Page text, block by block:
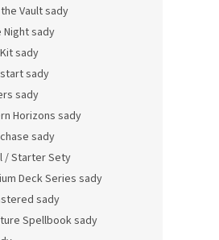
Vault sady
Night sady
sady
sady
sady
Horizons sady
sady
/ Starter Sety
Deck Series sady
sady
Spellbook sady